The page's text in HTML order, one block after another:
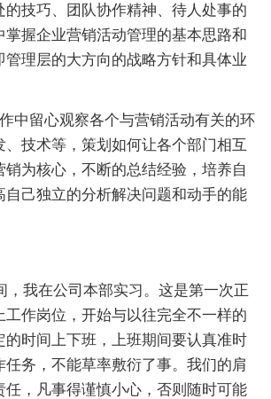
的技巧、团队协作精神、待人处事的
掌握企业营销活动管理的基本思路和
管理层的大方向的战略方针和具体业
留心观察各个与营销活动有关的环
、技术等，策划如何让各个部门相互
销为核心，不断的总结经验，培养自
自己独立的分析解决问题和动手的能
我在公司本部实习。这是第一次正
工作岗位，开始与以往完全不一样的
的时间上下班，上班期间要认真准时
任务，不能草率敷衍了事。我们的肩
任，凡事得谨慎小心，否则随时可能